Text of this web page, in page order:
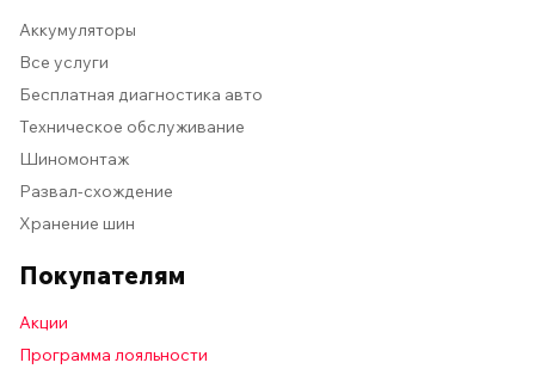
Аккумуляторы
Все услуги
Бесплатная диагностика авто
Техническое обслуживание
Шиномонтаж
Развал-схождение
Хранение шин
Покупателям
Акции
Программа лояльности